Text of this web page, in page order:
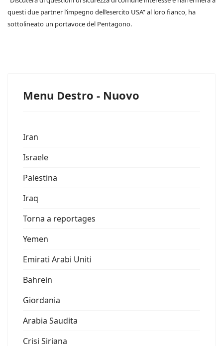
questi due partner l’impegno dell’esercito USA” al loro fianco, ha
sottolineato un portavoce del Pentagono.
Menu Destro - Nuovo
Iran
Israele
Palestina
Iraq
Torna a reportages
Yemen
Emirati Arabi Uniti
Bahrein
Giordania
Arabia Saudita
Crisi Siriana